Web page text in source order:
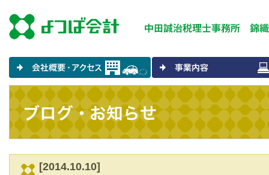
[2014.10.10]